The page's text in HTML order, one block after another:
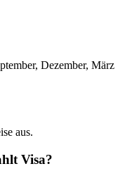
Dezember, März
aus.
Visa?